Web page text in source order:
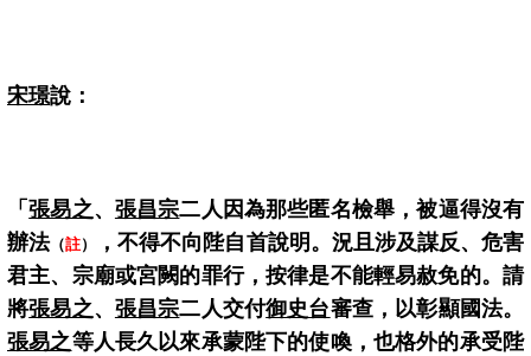
宋璟說：
「張易之、 張昌宗二人因為那些匿名檢舉，被逼得沒有
辦法（註）
，不得不向陛自首說明。況且涉及謀反、危害
君主、宗廟或宮闕的罪行，按律是不能輕易赦免的。請
將張易之、 張昌宗二人交付御史台審查，以彰顯國法。
張易之等人長久以來承蒙陛下的使喚，也格外的承受陛